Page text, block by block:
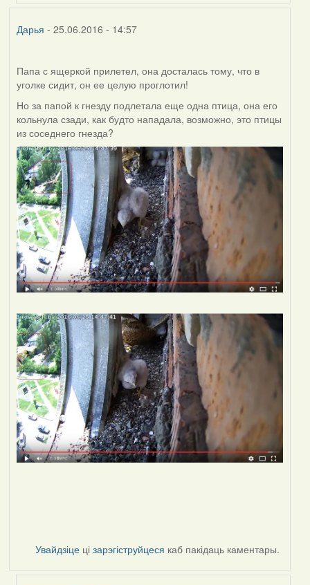
Дарья - 25.06.2016 - 14:57
Папа с ящеркой прилетел, она досталась тому, что в
уголке сидит, он ее целую проглотил!
Но за папой к гнезду подлетала еще одна птица, она его
кольнула сзади, как будто нападала, возможно, это птицы
из соседнего гнезда?
Увайдзіце цізарэгіструйцеся каб пакідаць каментары.